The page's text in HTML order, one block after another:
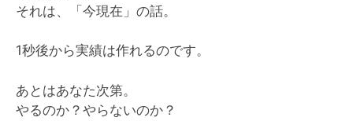
それは、「今現在」の話。
1秒後から実績は作れるのです。
あとはあなた次第。
やるのか？やらないのか？